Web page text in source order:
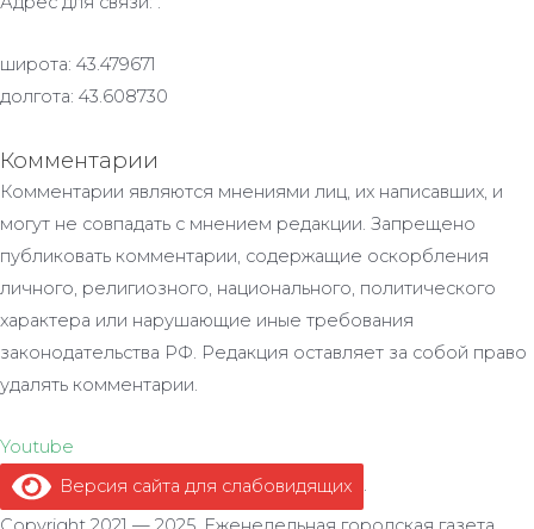
широта: 43.479671
долгота: 43.608730
Комментарии
Комментарии являются мнениями лиц, их написавших, и
могут не совпадать с мнением редакции. Запрещено
публиковать комментарии, содержащие оскорбления
личного, религиозного, национального, политического
характера или нарушающие иные требования
законодательства РФ. Редакция оставляет за собой право
удалять комментарии.
Youtube
Версия сайта для слабовидящих
.